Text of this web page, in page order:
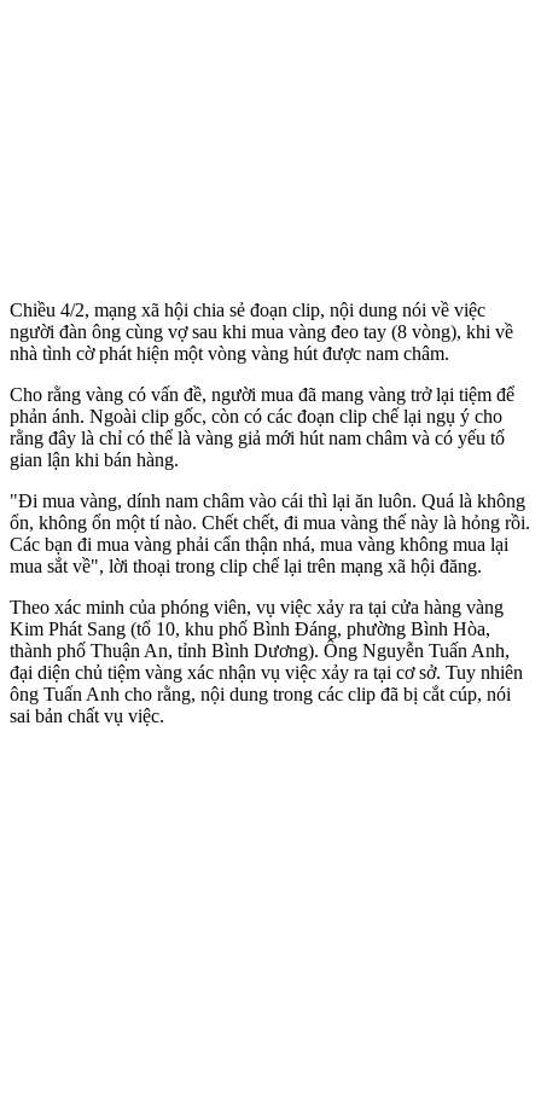
Chiều 4/2, mạng xã hội chia sẻ đoạn clip, nội dung nói về việc
người đàn ông cùng vợ sau khi mua vàng đeo tay (8 vòng), khi về
nhà tình cờ phát hiện một vòng vàng hút được nam châm.
Cho rằng vàng có vấn đề, người mua đã mang vàng trở lại tiệm để
phản ánh. Ngoài clip gốc, còn có các đoạn clip chế lại ngụ ý cho
rằng đây là chỉ có thể là vàng giả mới hút nam châm và có yếu tố
gian lận khi bán hàng.
"Đi mua vàng, dính nam châm vào cái thì lại ăn luôn. Quá là không
ổn, không ổn một tí nào. Chết chết, đi mua vàng thế này là hỏng rồi.
Các bạn đi mua vàng phải cẩn thận nhá, mua vàng không mua lại
mua sắt về", lời thoại trong clip chế lại trên mạng xã hội đăng.
Theo xác minh của phóng viên, vụ việc xảy ra tại cửa hàng vàng
Kim Phát Sang (tổ 10, khu phố Bình Đáng, phường Bình Hòa,
thành phố Thuận An, tỉnh Bình Dương). Ông Nguyễn Tuấn Anh,
đại diện chủ tiệm vàng xác nhận vụ việc xảy ra tại cơ sở. Tuy nhiên
ông Tuấn Anh cho rằng, nội dung trong các clip đã bị cắt cúp, nói
sai bản chất vụ việc.